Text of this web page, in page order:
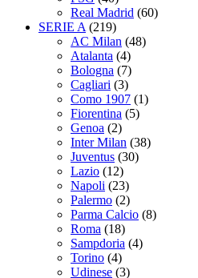
Real Madrid (60)
SERIE A (219)
AC Milan (48)
Atalanta (4)
Bologna (7)
Cagliari (3)
Como 1907 (1)
Fiorentina (5)
Genoa (2)
Inter Milan (38)
Juventus (30)
Lazio (12)
Napoli (23)
Palermo (2)
Parma Calcio (8)
Roma (18)
Sampdoria (4)
Torino (4)
Udinese (3)